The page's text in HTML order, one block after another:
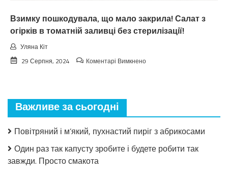
Взимку пошкодувала, що мало закрила! Салат з
огірків в томатній заливці без стерилізації!
Уляна Кіт
29 Серпня, 2024
Коментарі Вимкненодо
Салат
огірків
томатній
Важливе за сьогодні
Повітряний і м’який, пухнастий пиріг з абрикосами
Один раз так капусту зробите і будете робити так
завжди. Просто смакота